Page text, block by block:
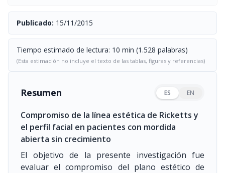
Publicado: 15/11/2015
Tiempo estimado de lectura: 10 min (1.528 palabras)
(Esta estimación no incluye el texto de las tablas, figuras y referencias)
Resumen ES EN
Compromiso de la línea estética de Ricketts y
el perfil facial en pacientes con mordida
abierta sin crecimiento
El objetivo de la presente investigación fue
evaluar el compromiso del plano estético de